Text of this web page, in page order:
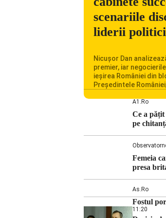
scenariile
liderii politici
Nicușor Dan
premier, iar
ieșirea României din
Președintele
consultărilor cu liderii
vorbește despre
tehnocrat și despre
cabinete succesive.
noi variante de
A1.ro
Ce a
pe
Femeia
presa
As.ro
Fostul
11:20